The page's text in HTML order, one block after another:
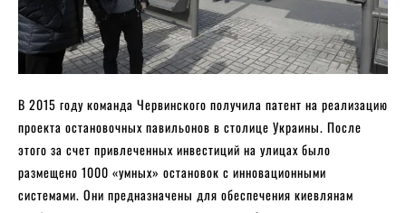
В 2015 году команда Червинского получила патент на реализацию
проекта остановочных павильонов в столице Украины. После
этого за счет привлеченных инвестиций на улицах было
размещено 1000 «умных» остановок с инновационными
системами. Они предназначены для обеспечения киевлянам